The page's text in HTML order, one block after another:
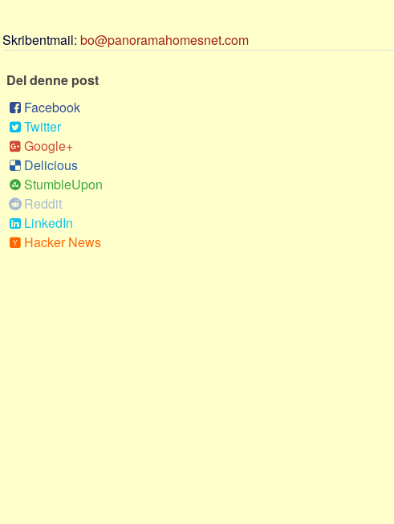
Skribentmail: bo@panoramahomesnet.com
Del denne post
Facebook
Twitter
Google+
Delicious
StumbleUpon
Reddit
LinkedIn
Hacker News